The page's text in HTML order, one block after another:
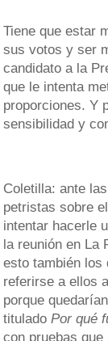
Tiene que estar
sus votos y ser
candidato a la
que le intenta
proporciones. Y
sensibilidad y
Coletilla: ante
petristas sobre
intentar hacerle
la reunión en La
esto también los
referirse a ellos
porque
tituladoPor qué
con pruebas